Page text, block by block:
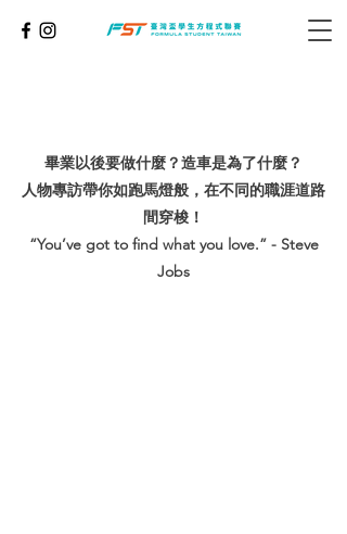
畢業以後要做什麼？造車是為了什麼？
人物專訪帶你如跑馬燈般，在不同的職涯道路
間穿梭！
“You’ve got to find what you love.” - Steve
Jobs